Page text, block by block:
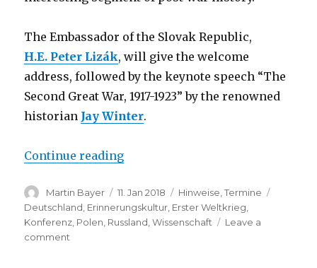
The Embassador of the Slovak Republic,
H.E. Peter Lizák, will give the welcome
address, followed by the keynote speech “The
Second Great War, 1917-1923” by the renowned
historian Jay Winter.
Continue reading“Conference: Central and
Author
Martin Bayer
Posted
on
11. Jan 2018 Categories
Hinweise,Termine
Deutschland, Erinnerungskultur, Erster Weltkrieg,
Konferenz, Polen, Russland,Wissenschaft
Leave a
comment